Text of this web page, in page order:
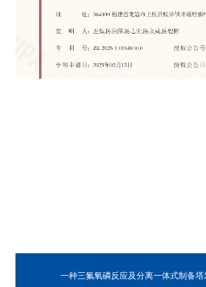
一种三氟氧磷反应及分离一体式制备